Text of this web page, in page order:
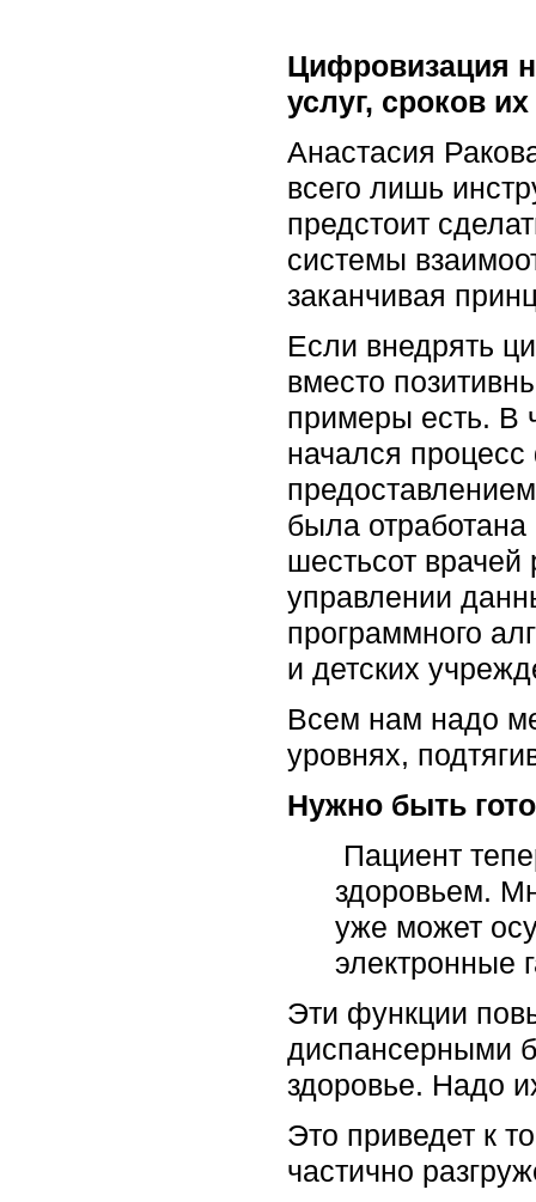
Цифровизация
услуг, сроков
Анастасия
всего лишь
предстоит
системы
заканчивая
Если внедрять
вместо
примеры есть. В
начался
была
шестьсот врачей
управлении
программного
и детских
Всем нам надо
уровнях,
Нужно быть
Пациент
здоровьем.
уже может
электронные
Эти функции
диспансерными
здоровье. Надо
Это приведет к
частично